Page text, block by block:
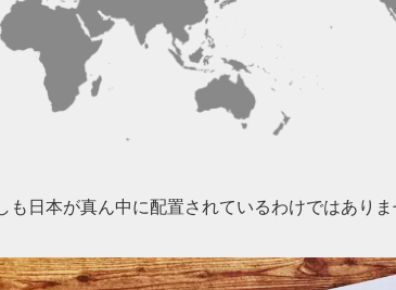
も日本が真ん中に配置されているわけではありま